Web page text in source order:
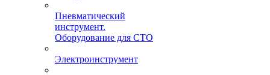
Пневматический
инструмент.
Оборудование для СТО
Электроинструмент